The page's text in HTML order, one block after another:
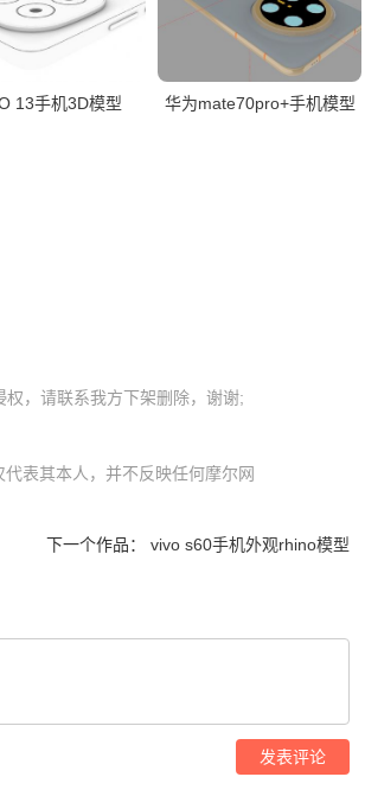
13手机3D模型 华为mate70pro+手机模型
表其本人，并不反映任何摩尔网
下一个作品： vivo s60手机外观rhino模型
发表评论